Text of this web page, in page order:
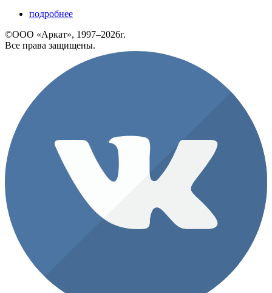
подробнее
©ООО «Аркат», 1997–2026г.
Все права защищены.